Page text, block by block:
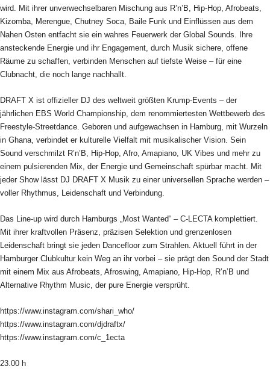
wird. Mit ihrer unverwechselbaren Mischung aus R’n’B, Hip-Hop, Afrobeats,
Kizomba, Merengue, Chutney Soca, Baile Funk und Einflüssen aus dem
Nahen Osten entfacht sie ein wahres Feuerwerk der Global Sounds. Ihre
ansteckende Energie und ihr Engagement, durch Musik sichere, offene
Räume zu schaffen, verbinden Menschen auf tiefste Weise – für eine
Clubnacht, die noch lange nachhallt.
DRAFT X ist offizieller DJ des weltweit größten Krump-Events – der
jährlichen EBS World Championship, dem renommiertesten Wettbewerb des
Freestyle-Streetdance. Geboren und aufgewachsen in Hamburg, mit Wurzeln
in Ghana, verbindet er kulturelle Vielfalt mit musikalischer Vision. Sein
Sound verschmilzt R’n’B, Hip-Hop, Afro, Amapiano, UK Vibes und mehr zu
einem pulsierenden Mix, der Energie und Gemeinschaft spürbar macht. Mit
jeder Show lässt DJ DRAFT X Musik zu einer universellen Sprache werden –
voller Rhythmus, Leidenschaft und Verbindung.
Das Line-up wird durch Hamburgs „Most Wanted“ – C-LECTA komplettiert.
Mit ihrer kraftvollen Präsenz, präzisen Selektion und grenzenlosen
Leidenschaft bringt sie jeden Dancefloor zum Strahlen. Aktuell führt in der
Hamburger Clubkultur kein Weg an ihr vorbei – sie prägt den Sound der Stadt
mit einem Mix aus Afrobeats, Afroswing, Amapiano, Hip-Hop, R’n’B und
Alternative Rhythm Music, der pure Energie versprüht.
https://www.instagram.com/shari_who/
https://www.instagram.com/djdraftx/
https://www.instagram.com/c_1ecta
23.00 h